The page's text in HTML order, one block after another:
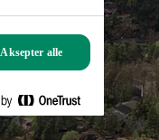
Aksepter alle